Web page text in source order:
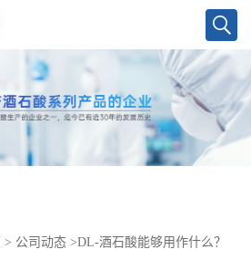
> 公司动态 >DL-酒石酸能够用作什么？